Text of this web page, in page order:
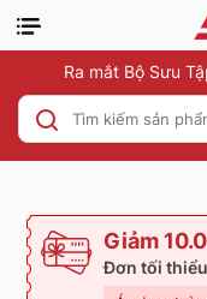
Ra mắt Bộ Sưu
Giảm
Đơn tối